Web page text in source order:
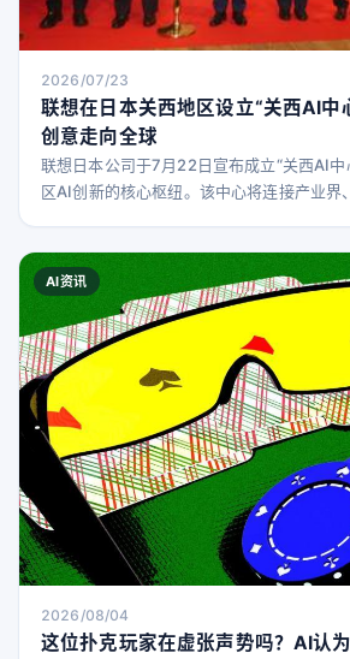
2026/07/23
联想在日本关西地区设立“关西AI中
创意走向全球
联想日本公司于7月22日宣布成立“关西AI中
区AI创新的核心枢纽。该中心将连接产业界
进一步支持社会应用、商业化及资金筹措。
“Osaka Life Science Nexus（O-Nexus）
Green
AI资讯
2026/08/04
这位扑克玩家在虚张声势吗？AI认